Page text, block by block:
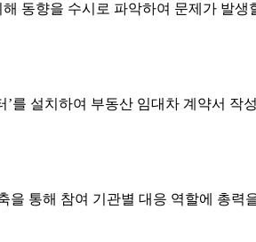
동향을 수시로 파악하여 문제가 발생
를 설치하여 부동산 임대차 계약서 작
을 통해 참여 기관별 대응 역할에 총력